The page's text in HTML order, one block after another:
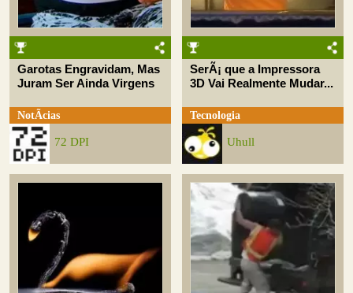
Garotas Engravidam, Mas
Juram Ser Ainda Virgens
NotÃ­cias
72 DPI
SerÃ¡ que a Impressora
3D Vai Realmente Mudar...
Tecnologia
Uhull